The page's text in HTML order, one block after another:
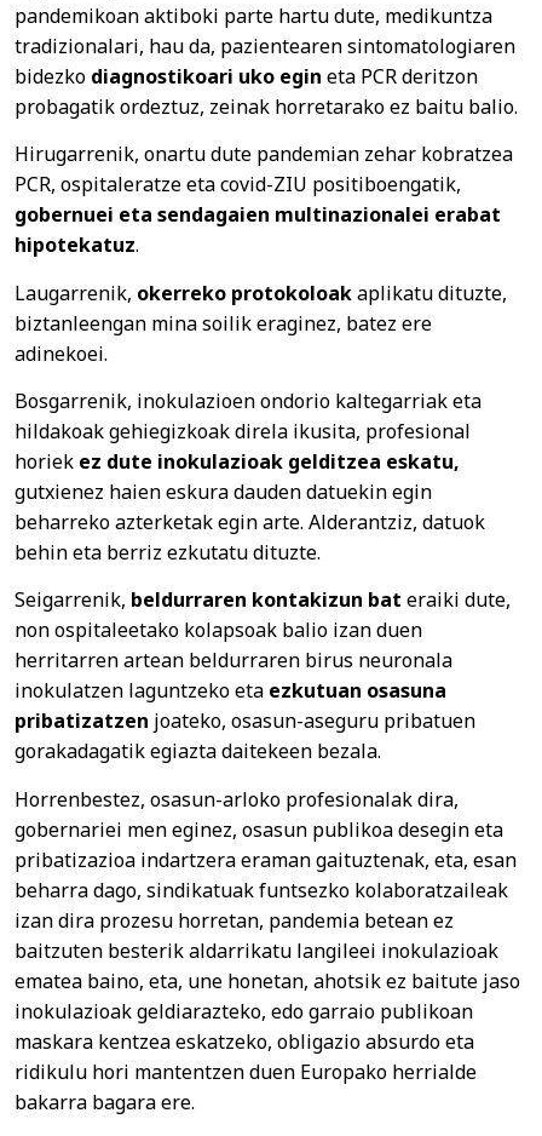
pandemikoan aktiboki parte hartu dute, medikuntza
tradizionalari, hau da, pazientearen sintomatologiaren
bidezko diagnostikoari uko egin eta PCR deritzon
probagatik ordeztuz, zeinak horretarako ez baitu balio.
Hirugarrenik, onartu dute pandemian zehar kobratzea
PCR, ospitaleratze eta covid-ZIU positiboengatik,
gobernuei eta sendagaien multinazionalei erabat
hipotekatuz.
Laugarrenik, okerreko protokoloakaplikatu dituzte,
biztanleengan mina soilik eraginez, batez ere
adinekoei.
Bosgarrenik, inokulazioen ondorio kaltegarriak eta
hildakoak gehiegizkoak direla ikusita, profesional
horiek ez dute inokulazioak gelditzea eskatu,
gutxienez haien eskura dauden datuekin egin
beharreko azterketak egin arte. Alderantziz, datuok
behin eta berriz ezkutatu dituzte.
Seigarrenik, beldurraren kontakizun bat eraiki dute,
non ospitaleetako kolapsoak balio izan duen
herritarren artean beldurraren birus neuronala
inokulatzen laguntzeko eta ezkutuan osasuna
pribatizatzen joateko, osasun-aseguru pribatuen
gorakadagatik egiazta daitekeen bezala.
Horrenbestez, osasun-arloko profesionalak dira,
gobernariei men eginez, osasun publikoa desegin eta
pribatizazioa indartzera eraman gaituztenak, eta, esan
beharra dago, sindikatuak funtsezko kolaboratzaileak
izan dira prozesu horretan, pandemia betean ez
baitzuten besterik aldarrikatu langileei inokulazioak
ematea baino, eta, une honetan, ahotsik ez baitute jaso
inokulazioak geldiarazteko, edo garraio publikoan
maskara kentzea eskatzeko, obligazio absurdo eta
ridikulu hori mantentzen duen Europako herrialde
bakarra bagara ere.